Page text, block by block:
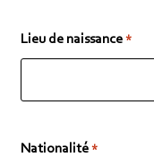
Lieu de naissance *
Nationalité *